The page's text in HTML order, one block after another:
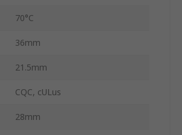
70°C
36mm
21.5mm
CQC, cULus
28mm